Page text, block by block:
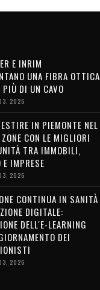
E INRIM
UNA FIBRA OTTICA
PIÙ DI UN CAVO
2026
IN PIEMONTE NEL
CON LE MIGLIORI
TRA IMMOBILI,
IMPRESE
2026
CONTINUA IN SANITÀ
DIGITALE:
DELL'E-LEARNING
DEI
2026